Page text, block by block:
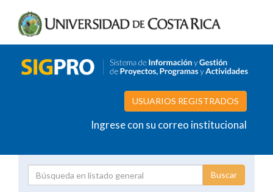
USUARIOS REGISTRADOS
Ingrese con su correo institucional